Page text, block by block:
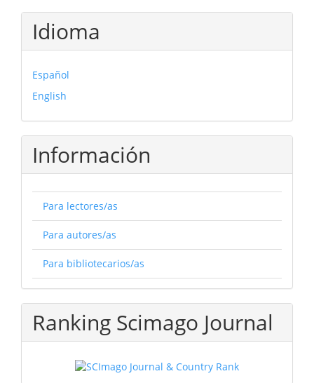
Idioma
Español
English
Información
Para lectores/as
Para autores/as
Para bibliotecarios/as
Ranking Scimago Journal